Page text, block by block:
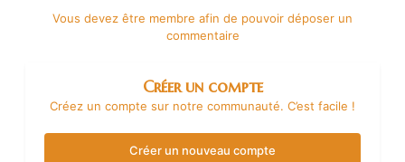
Vous devez être membre afin de pouvoir déposer un
commentaire
Créer un compte
Créez un compte sur notre communauté. C’est facile !
Créer un nouveau compte